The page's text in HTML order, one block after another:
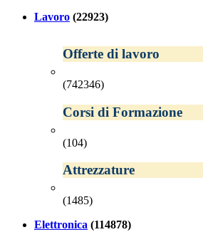
Lavoro (22923)
Offerte di lavoro
(742346)
Corsi di Formazione
(104)
Attrezzature
(1485)
Elettronica (114878)